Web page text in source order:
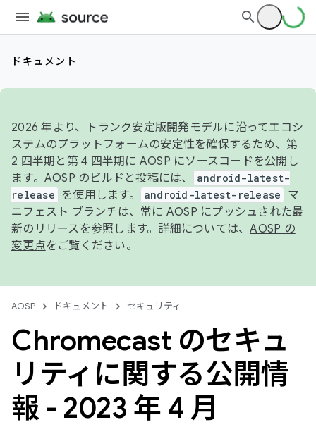
ドキュメント
2026 年より、トランク安定版開発モデルに沿ってエコシ
ステムのプラットフォームの安定性を確保するため、第
2 四半期と第 4 四半期に AOSP にソースコードを公開し
ます。AOSP のビルドと投稿には、
android-latest-
release
を使用します。 android-latest-release
マ
ニフェスト ブランチは、常に AOSP にプッシュされた最
新のリリースを参照します。詳細については、AOSP の
変更点をご覧ください。
AOSP ドキュメント セキュリティ
Chromecast のセキュ
リティに関する公開情
報 - 2023 年 4 月